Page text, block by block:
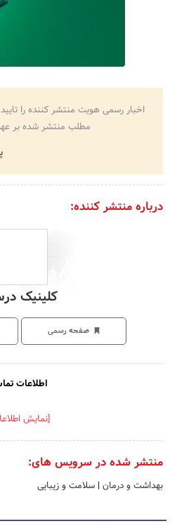
اخبار رسمی هویت منتشر کننده را
مطلب منتشر شده بر
درباره منتشر کننده:
کلینیک
صفحه رسمی
اطلاعات
[نمایش
منتشر شده در سرویس های:
بهداشت و درمان | سلامت و زیبایی